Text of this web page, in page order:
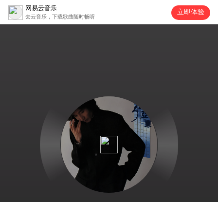
网易云音乐
去云音乐，下载歌曲随时畅听
立即体验